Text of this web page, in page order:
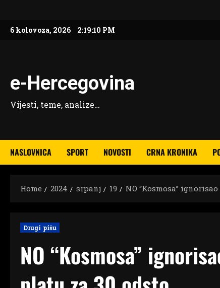
content
6 kolovoza, 2026 2:19:11 PM
e-Hercegovina
Vijesti, teme, analize…
NASLOVNICA SPORT NOVOSTI CRNA KRONIKA
Home 2024 srpanj 19 NO “Kosmosa”
Drugi pišu
NO “Kosmosa”